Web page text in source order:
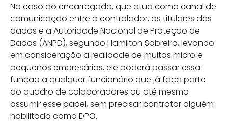
No caso do encarregado, que atua como canal de
comunicação entre o controlador, os titulares dos
dados e a Autoridade Nacional de Proteção de
Dados (ANPD), segundo Hamilton Sobreira, levando
em consideração a realidade de muitos micro e
pequenos empresários, ele poderá passar essa
função a qualquer funcionário que já faça parte
do quadro de colaboradores ou até mesmo
assumir esse papel, sem precisar contratar alguém
habilitado como DPO.